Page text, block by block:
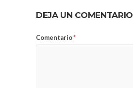
DEJA UN COMENTARIO
Comentario*